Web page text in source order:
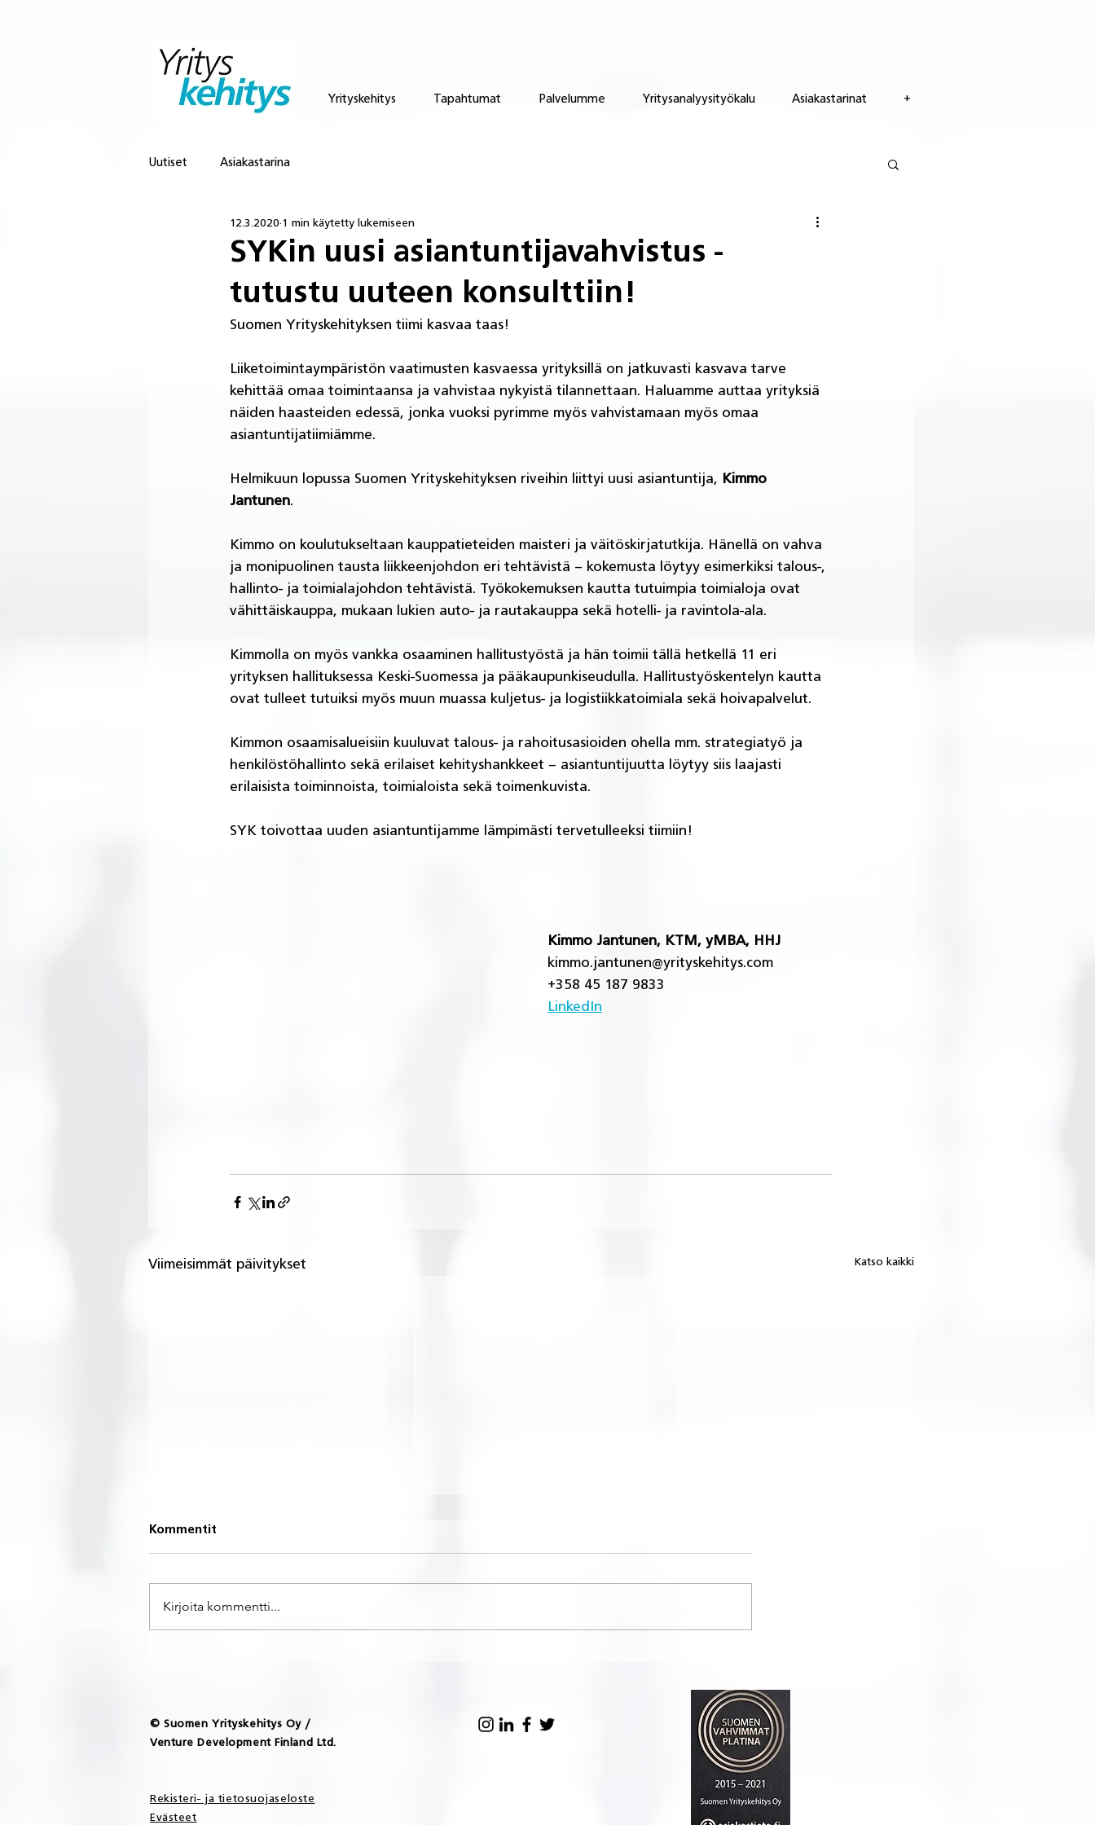
Yrityskehitys Tapahtumat Palvelumme Yritysanalyysityökalu Asiakastarinat +
Uutiset Asiakastarina
SYKin uusi asiantuntijavahvistus -
tutustu uuteen konsulttiin!
12.3.2020 1 min käytetty lukemiseen
Suomen Yrityskehityksen tiimi kasvaa taas!
Liiketoimintaympäristön vaatimusten kasvaessa yrityksillä on jatkuvasti kasvava tarve
kehittää omaa toimintaansa ja vahvistaa nykyistä tilannettaan. Haluamme auttaa yrityksiä
näiden haasteiden edessä, jonka vuoksi pyrimme myös vahvistamaan myös omaa
asiantuntijatiimiämme.
Helmikuun lopussa Suomen Yrityskehityksen riveihin liittyi uusi asiantuntija, Kimmo
Jantunen.
Kimmo on koulutukseltaan kauppatieteiden maisteri ja väitöskirjatutkija. Hänellä on vahva
ja monipuolinen tausta liikkeenjohdon eri tehtävistä – kokemusta löytyy esimerkiksi talous-,
hallinto- ja toimialajohdon tehtävistä. Työkokemuksen kautta tutuimpia toimialoja ovat
vähittäiskauppa, mukaan lukien auto- ja rautakauppa sekä hotelli- ja ravintola-ala.
Kimmolla on myös vankka osaaminen hallitustyöstä ja hän toimii tällä hetkellä 11 eri
yrityksen hallituksessa Keski-Suomessa ja pääkaupunkiseudulla. Hallitustyöskentelyn kautta
ovat tulleet tutuiksi myös muun muassa kuljetus- ja logistiikkatoimiala sekä hoivapalvelut.
Kimmon osaamisalueisiin kuuluvat talous- ja rahoitusasioiden ohella mm. strategiatyö ja
henkilöstöhallinto sekä erilaiset kehityshankkeet – asiantuntijuutta löytyy siis laajasti
erilaisista toiminnoista, toimialoista sekä toimenkuvista.
SYK toivottaa uuden asiantuntijamme lämpimästi tervetulleeksi tiimiin!
Kimmo Jantunen, KTM, yMBA, HHJ
kimmo.jantunen@yrityskehitys.com
+358 45 187 9833
LinkedIn
Viimeisimmät päivitykset Katso kaikki
Kommentit
Kirjoita kommentti...
© Suomen Yrityskehitys Oy /
Venture Development Finland Ltd.
Rekisteri- ja tietosuojaseloste
Evästeet